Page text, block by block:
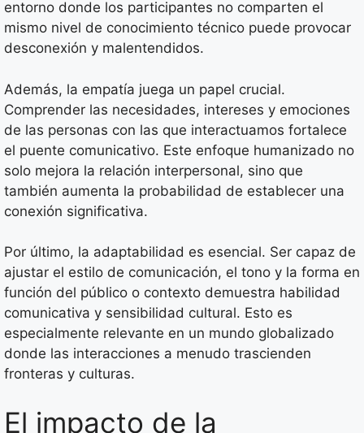
entorno donde los participantes no comparten el
mismo nivel de conocimiento técnico puede provocar
desconexión y malentendidos.
Además, la empatía juega un papel crucial.
Comprender las necesidades, intereses y emociones
de las personas con las que interactuamos fortalece
el puente comunicativo. Este enfoque humanizado no
solo mejora la relación interpersonal, sino que
también aumenta la probabilidad de establecer una
conexión significativa.
Por último, la adaptabilidad es esencial. Ser capaz de
ajustar el estilo de comunicación, el tono y la forma en
función del público o contexto demuestra habilidad
comunicativa y sensibilidad cultural. Esto es
especialmente relevante en un mundo globalizado
donde las interacciones a menudo trascienden
fronteras y culturas.
El impacto de la